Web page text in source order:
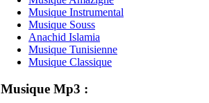
Musique Instrumental
Musique Souss
Anachid Islamia
Musique Tunisienne
Musique Classique
Musique Mp3 :